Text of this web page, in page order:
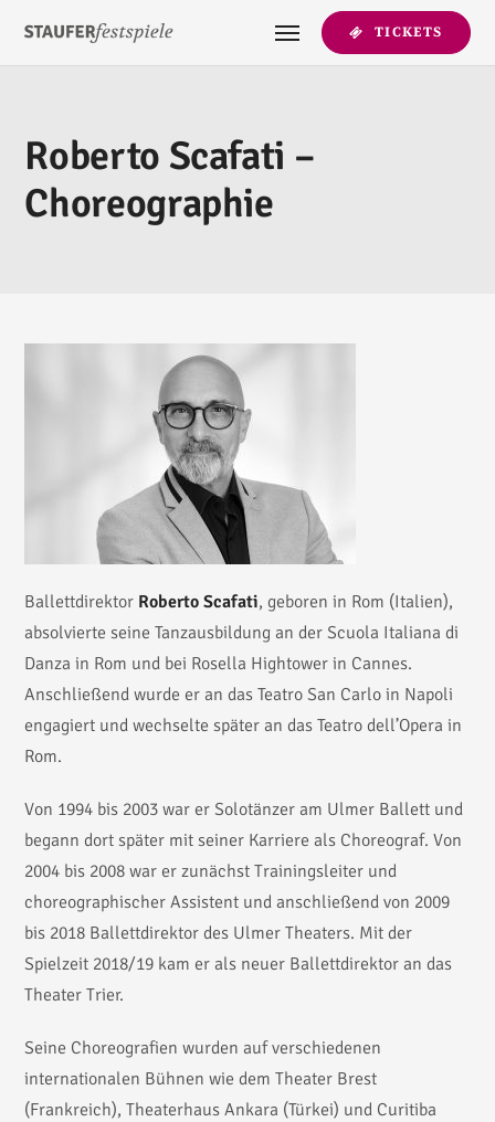
TICKETS
Roberto Scafati –
Choreographie
Ballettdirektor Roberto Scafati, geboren in Rom (Italien),
absolvierte seine Tanzausbildung an der Scuola Italiana di
Danza in Rom und bei Rosella Hightower in Cannes.
Anschließend wurde er an das Teatro San Carlo in Napoli
engagiert und wechselte später an das Teatro dell’Opera in
Rom.
Von 1994 bis 2003 war er Solotänzer am Ulmer Ballett und
begann dort später mit seiner Karriere als Choreograf. Von
2004 bis 2008 war er zunächst Trainingsleiter und
choreographischer Assistent und anschließend von 2009
bis 2018 Ballettdirektor des Ulmer Theaters. Mit der
Spielzeit 2018/19 kam er als neuer Ballettdirektor an das
Theater Trier.
Seine Choreografien wurden auf verschiedenen
internationalen Bühnen wie dem Theater Brest
(Frankreich), Theaterhaus Ankara (Türkei) und Curitiba